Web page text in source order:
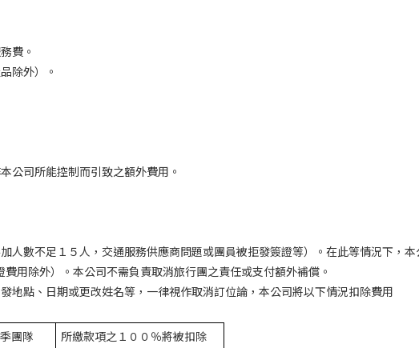
費。
除外）。
公司所能控制而引致之額外費用。
人數不足１５人，交通服務供應商問題或團員被拒發簽證等）。在此等情況下，
用除外）。本公司不需負責取消旅行團之責任或支付額外補償。
地點、日期或更改姓名等，一律視作取消訂位論，本公司將以下情況扣除費用
團隊
所繳款項之１００％將被扣除